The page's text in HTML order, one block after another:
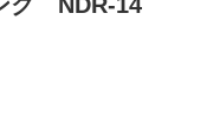
ク NDR-14